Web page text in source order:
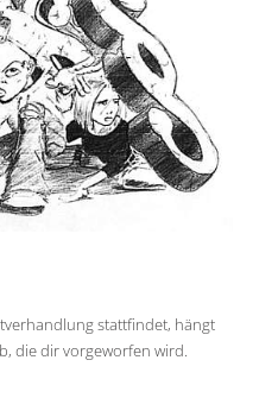
stattfindet, hängt
die dir vorgeworfen wird.